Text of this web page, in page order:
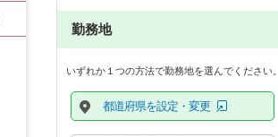
勤務地
いずれか１つの方法で勤務地を選んでください。
都道府県を設定・変更